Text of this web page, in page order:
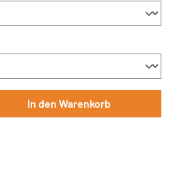
den gewünschten
In den Warenkorb